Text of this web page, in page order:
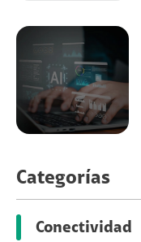
Categorías
Conectividad